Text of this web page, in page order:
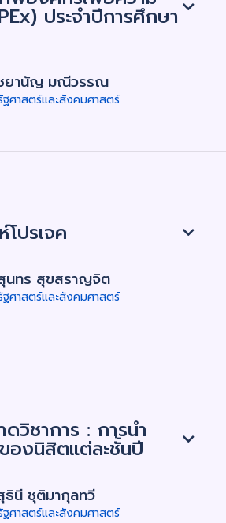
ประจำปีการศึกษา
ยานัญ มณีวรรณ
ศาสตร์และสังคมศาสตร์
ปรเจค
นทร สุขสราญจิต
ศาสตร์และสังคมศาสตร์
วิชาการ : การนำ
องนิสิตแต่ละชั้นปี
ธินี ชุติมากุลทวี
ศาสตร์และสังคมศาสตร์